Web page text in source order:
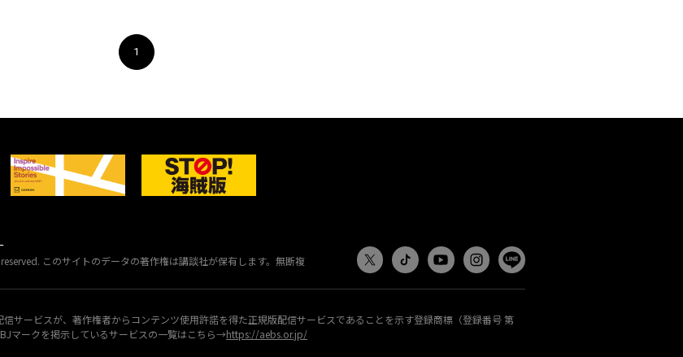
1
このサイトのデータの著作権は講談社が保有します。無断複
サービスが、著作権者からコンテンツ使用許諾を得た正規版配信サービスであることを示す登録商標（登録番号 第
マークを掲示しているサービスの一覧はこちら→https://aebs.or.jp/